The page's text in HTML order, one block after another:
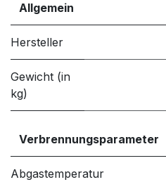
Allgemein
Hersteller
Gewicht (in
kg)
Verbrennungsparameter
Abgastemperatur